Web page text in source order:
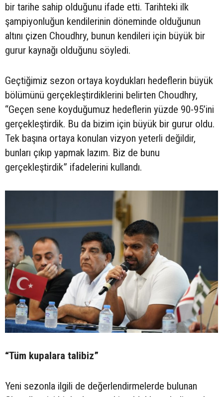
bir tarihe sahip olduğunu ifade etti. Tarihteki ilk
şampiyonluğun kendilerinin döneminde olduğunun
altını çizen Choudhry, bunun kendileri için büyük bir
gurur kaynağı olduğunu söyledi.
Geçtiğimiz sezon ortaya koydukları hedeflerin büyük
bölümünü gerçekleştirdiklerini belirten Choudhry,
“Geçen sene koyduğumuz hedeflerin yüzde 90-95’ini
gerçekleştirdik. Bu da bizim için büyük bir gurur oldu.
Tek başına ortaya konulan vizyon yeterli değildir,
bunları çıkıp yapmak lazım. Biz de bunu
gerçekleştirdik” ifadelerini kullandı.
“Tüm kupalara talibiz”
Yeni sezonla ilgili de değerlendirmelerde bulunan